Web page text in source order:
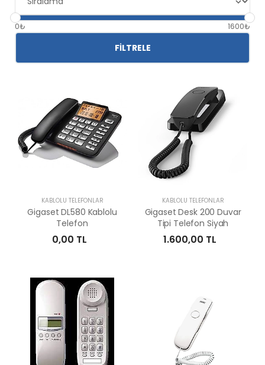
0₺ 1600₺
FILTRELE
KABLOLU TELEFONLAR
Gigaset DL580 Kablolu
Telefon
0,00 TL
KABLOLU TELEFONLAR
Gigaset Desk 200 Duvar
Tipi Telefon Siyah
1.600,00 TL